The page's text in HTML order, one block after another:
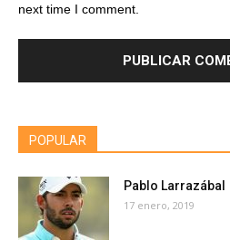
next time I comment.
POPULAR
Pablo Larrazábal
17 enero, 2019